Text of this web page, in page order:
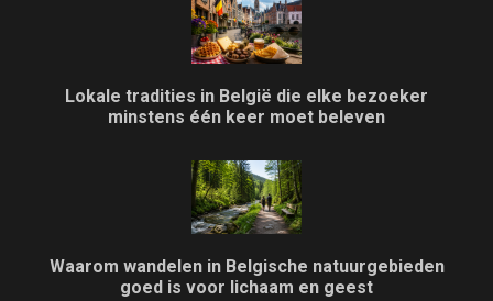
Lokale tradities in België die elke bezoeker
minstens één keer moet beleven
Waarom wandelen in Belgische natuurgebieden
goed is voor lichaam en geest